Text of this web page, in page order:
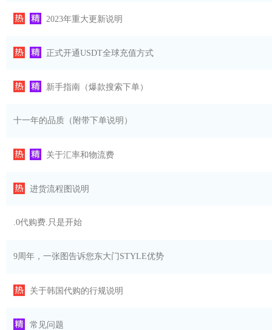
2023年重大更新说明
正式开通USDT全球充值方式
新手指南（爆款搜索下单）
十一年的品质（附带下单说明）
关于汇率和物流费
进货流程图说明
.0代购费.只是开始
9周年，一张图告诉您东大门STYLE优势
关于韩国代购的行规说明
常见问题